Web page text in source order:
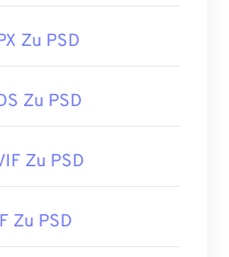
ist das GNU
PSD-Dateien nur
Dateien häufig in
Zu PSD
Zu PSD
Zu PSD
Zu PSD